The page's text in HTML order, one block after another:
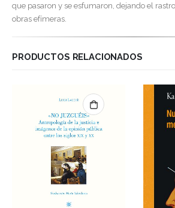
que pasaron y se esfumaron, dejando el
obras efímeras.
PRODUCTOS RELACIONADOS